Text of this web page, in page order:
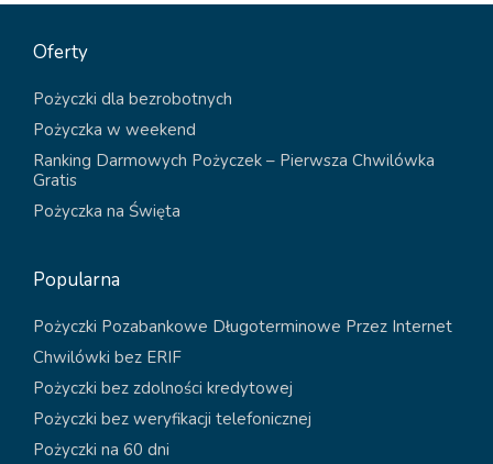
Oferty
Pożyczki dla bezrobotnych
Pożyczka w weekend
Ranking Darmowych Pożyczek – Pierwsza Chwilówka
Gratis
Pożyczka na Święta
Popularna
Pożyczki Pozabankowe Długoterminowe Przez Internet
Chwilówki bez ERIF
Pożyczki bez zdolności kredytowej
Pożyczki bez weryfikacji telefonicznej
Pożyczki na 60 dni